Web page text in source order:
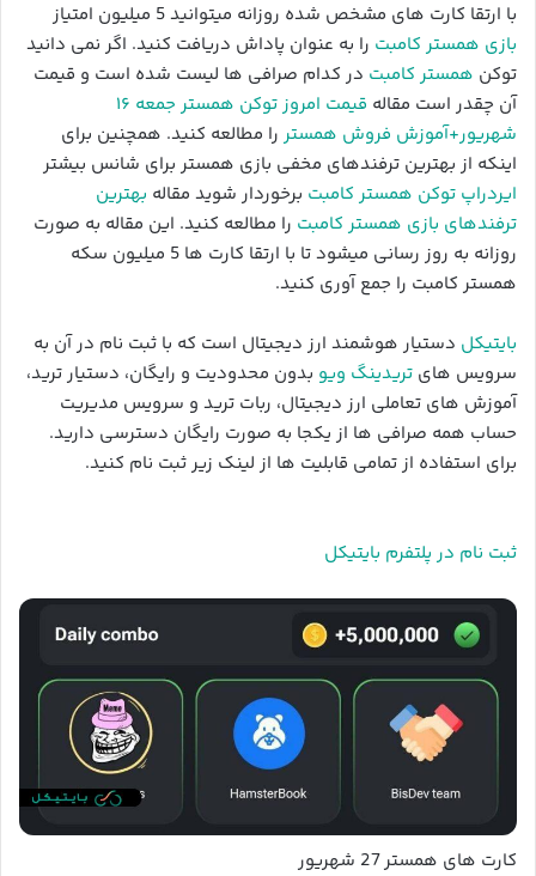
با ارتقا کارت های مشخص شده روزانه میتوانید 5 میلیون امتیاز
بازی همستر کامبت را به عنوان پاداش دریافت کنید. اگر نمی دانید
توکن همستر کامبت در کدام صرافی ها لیست شده است و قیمت
آن چقدر است مقاله
قیمت امروز توکن همستر جمعه ۱۶
شهریور+آموزش فروش همستر را مطالعه کنید. همچنین برای
اینکه از بهترین ترفندهای مخفی بازی همستر برای شانس بیشتر
ایردراپ توکن همستر کامبت برخوردار شوید مقاله بهترین
ترفندهای بازی همستر کامبت را مطالعه کنید. این مقاله به صورت
روزانه به روز رسانی میشود تا با ارتقا کارت ها 5 میلیون سکه
همستر کامبت را جمع آوری کنید.
بایتیکل دستیار هوشمند ارز دیجیتال است که با ثبت نام در آن به
سرویس های تریدینگ ویو بدون محدودیت و رایگان، دستیار ترید،
آموزش های تعاملی ارز دیجیتال، ربات ترید و سرویس مدیریت
حساب همه صرافی ها از یکجا به صورت رایگان دسترسی دارید.
برای استفاده از تمامی قابلیت ها از لینک زیر ثبت نام کنید.
ثبت نام در پلتفرم بایتیکل
کارت های همستر 27 شهریور